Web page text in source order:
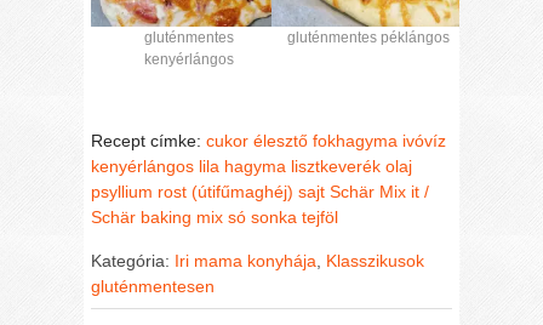
gluténmentes
kenyérlángos
gluténmentes péklángos
Recept címke:cukor élesztő fokhagyma ivóvíz
kenyérlángos lila hagyma lisztkeverék olaj
psyllium rost (útifűmaghéj) sajt Schär Mix it /
Schär baking mix só sonka tejföl
Kategória: Iri mama konyhája, Klasszikusok
gluténmentesen